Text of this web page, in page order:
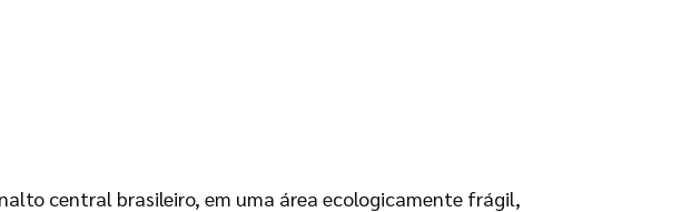
central brasileiro, em uma área ecologicamente frágil,